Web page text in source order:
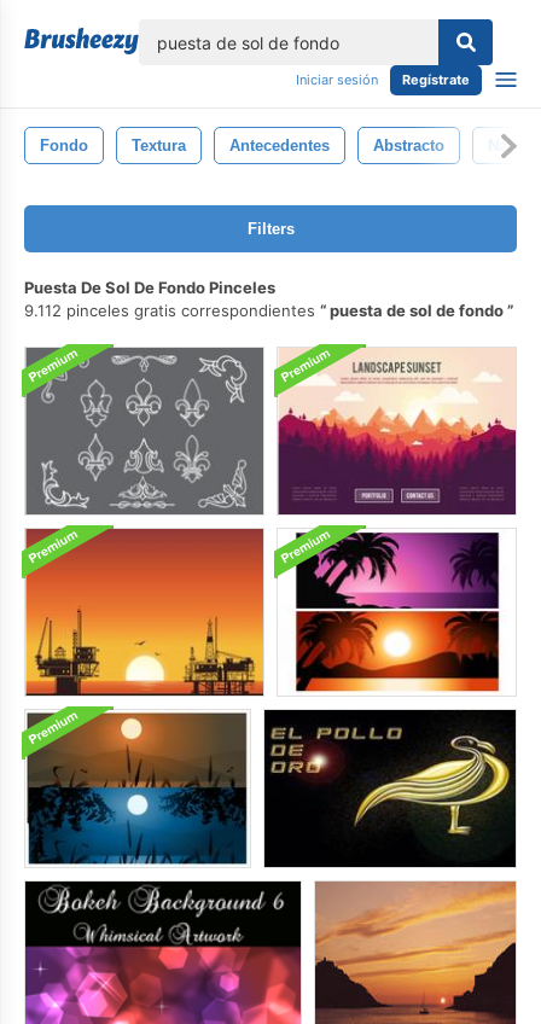
Iniciar sesión Regístrate
Fondo Textura Antecedentes Abstracto
Filters
Puesta De Sol De Fondo Pinceles
9.112 pinceles gratis correspondientes
puesta de sol de fondo